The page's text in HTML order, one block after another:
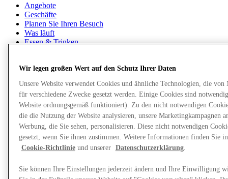
Angebote
Geschäfte
Planen Sie Ihren Besuch
Was läuft
Essen & Trinken
More
Wir legen großen Wert auf den Schutz Ihrer Daten
Unsere Website verwendet Cookies und ähnliche Technologien, die
für verschiedene Zwecke gesetzt werden. Einige Cookies sind
Website ordnungsgemäß funktioniert). Zu den nicht notwendigen
die die Nutzung der Website analysieren, unsere Marketingkampagnen
Werbung, die Sie sehen, personalisieren. Diese nicht notwendigen
gesetzt, wenn Sie ihnen zustimmen. Weitere Informationen finden Sie
Cookie-Richtlinieund unserer Datenschutzerklärung.
Sie können Ihre Einstellungen jederzeit ändern und Ihre Einwilligung